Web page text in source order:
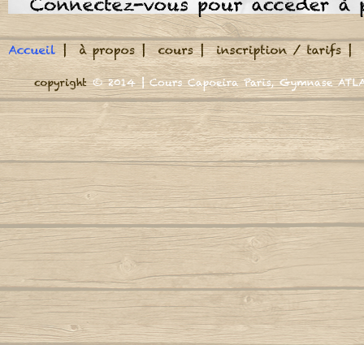
A roda jà começou
A volta do mundo, é como a maré
Adeus adeus (Boa viagem)
Autor : Mestre Marrom
Africa se uniu
Autor : Mestre Jogo De Dentro
Aidé, negra africana
Autor : Professor Marquinho Coreba
(Capoeira Gerais)
Além-mar
Autor : Graduado Voador (Capoeira Nagô)
Meu
Autor : CM
Nega
Nego
Autor : Mestre